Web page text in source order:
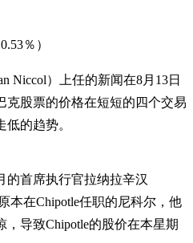
％）
Niccol）上任的新闻在8月13日
克股票的价格在短短的四个交易
的趋势。
的首席执行官拉纳拉辛汉
原本在Chipotle任职的尼科尔，他
导致Chipotle的股价在本星期